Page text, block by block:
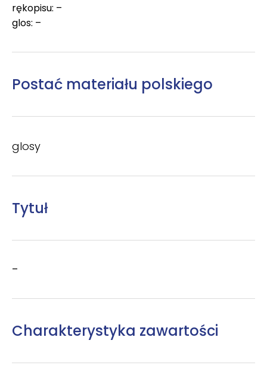
rękopisu: –
glos: –
Postać materiału polskiego
glosy
Tytuł
–
Charakterystyka zawartości